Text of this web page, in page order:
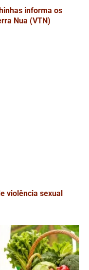
informa os
Nua (VTN)
violência sexual